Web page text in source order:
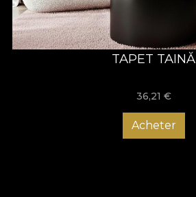
TAPET TAINĂ
36,21 €
Acheter